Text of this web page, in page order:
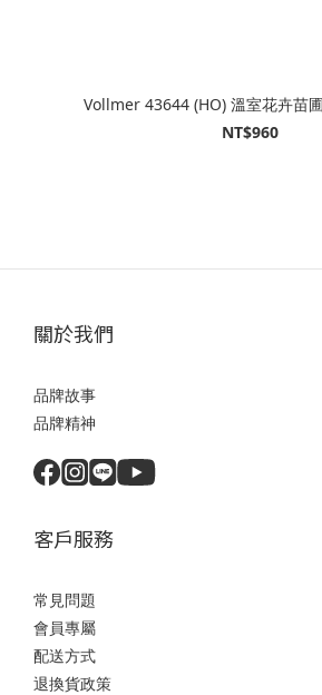
Vollmer 43644 (HO) 溫室花卉苗
NT$960
關於我們
品牌故事
品牌精神
客戶服務
常見問題
會員專屬
配送方式
退換貨政策